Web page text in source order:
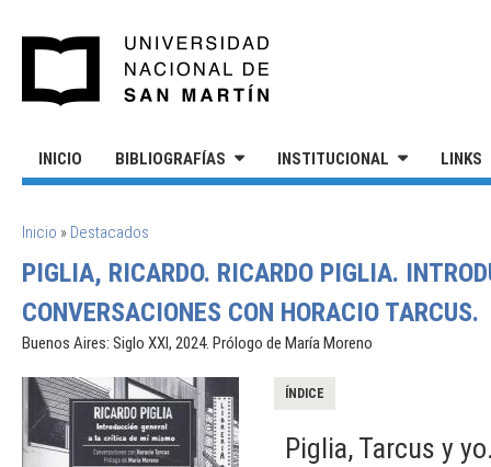
INICIO BIBLIOGRAFÍAS INSTITUCIONAL LINKS
SE ENCUENTRA USTED AQUÍ
Inicio » Destacados
PIGLIA, RICARDO. RICARDO PIGLIA.
CONVERSACIONES CON HORACIO TARCUS.
Buenos Aires: Siglo XXI, 2024. Prólogo de María Moreno
ÍNDICE
Piglia, Tarcus y